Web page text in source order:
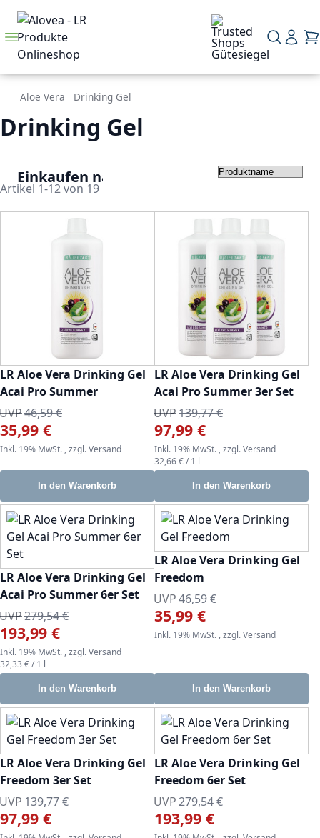
Direkt zum Inhalt
Navigation umschalten
Suche
Mein
Aloe Vera Drinking Gel
Drinking Gel
Einkaufen nach
Artikel 1-12von 19
LR Aloe Vera Drinking Gel
Acai Pro Summer
UVP46,59 €
Sonderangebot
35,99 €
Inkl. 19% MwSt. ,zzgl.Versand
In den Warenkorb
LR Aloe Vera Drinking Gel
Acai Pro Summer 3er Set
UVP139,77 €
Sonderangebot
97,99 €
Inkl. 19% MwSt. ,zzgl.Versand
32,66 €/ 1 l
In den Warenkorb
LR Aloe Vera Drinking Gel
Acai Pro Summer 6er Set
UVP279,54 €
Sonderangebot
193,99 €
Inkl. 19% MwSt. ,zzgl.Versand
32,33 €/ 1 l
In den Warenkorb
LR Aloe Vera Drinking Gel
Freedom
UVP46,59 €
Sonderangebot
35,99 €
Inkl. 19% MwSt. ,zzgl.Versand
In den Warenkorb
LR Aloe Vera Drinking Gel
Freedom 3er Set
UVP139,77 €
Sonderangebot
97,99 €
LR Aloe Vera Drinking Gel
Freedom 6er Set
UVP279,54 €
Sonderangebot
193,99 €